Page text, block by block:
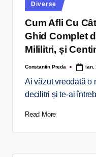
Diverse
Cum Afli Cu
Ghid Complet
Mililitri, și
Constantin Preda ian.
Ai văzut vreodată o
decilitri și te-ai
Read More